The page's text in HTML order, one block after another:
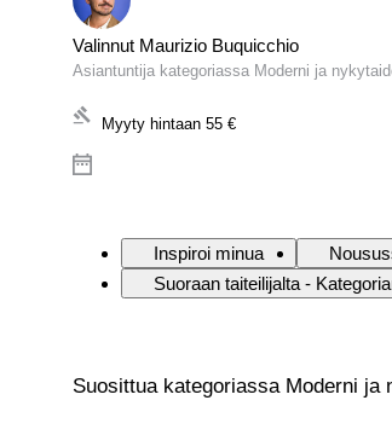
Valinnut Maurizio Buquicchio
Asiantuntija kategoriassa Moderni ja
Myyty hintaan 55 €
Inspiroi minua
Suoraan taiteilijalta -
Suosittua kategoriassa Moderni ja